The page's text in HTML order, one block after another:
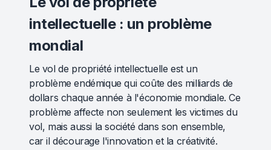
intellectuelle : un problème
mondial
Le vol de propriété intellectuelle est un
problème endémique qui coûte des milliards de
dollars chaque année à l'économie mondiale. Ce
problème affecte non seulement les victimes du
vol, mais aussi la société dans son ensemble,
car il décourage l'innovation et la créativité.